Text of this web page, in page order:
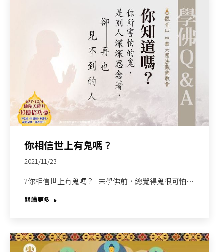
你相信世上有鬼嗎？
2021/11/23
?你相信世上有鬼嗎？ 未學佛前，總覺得鬼很可怕…
閱讀更多